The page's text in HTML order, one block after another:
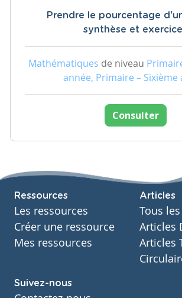
Prendre le pourcentage
synthèse et
Mathématiques de niveau
année, Primaire – Sixième
Consulter
Ressources
Les ressources
Créer une ressource
Mes ressources
Articles
Tous
Articles
Articles
Suivez-nous